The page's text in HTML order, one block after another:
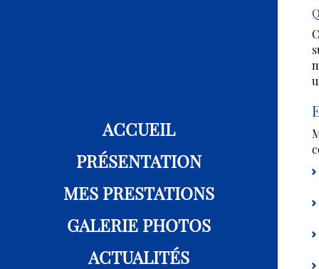
ACCUEIL
PRÉSENTATION
MES PRESTATIONS
GALERIE PHOTOS
ACTUALITÉS